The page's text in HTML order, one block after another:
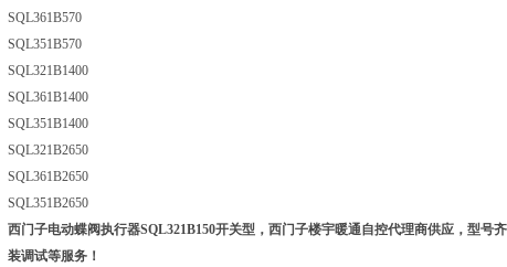
SQL361B570
SQL351B570
SQL321B1400
SQL361B1400
SQL351B1400
SQL321B2650
SQL361B2650
SQL351B2650
西门子电动蝶阀执行器SQL321B150开关型 ， 西门子楼宇暖通自控代理商供应，型号
装调试等服务！